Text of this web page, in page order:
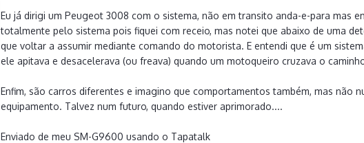
Eu já dirigi um Peugeot 3008 com o sistema, não em transito anda-e-para mas
totalmente pelo sistema pois fiquei com receio, mas notei que abaixo de uma
que voltar a assumir mediante comando do motorista. E entendi que é um
ele apitava e desacelerava (ou freava) quando um motoqueiro cruzava o
Enfim, são carros diferentes e imagino que comportamentos também, mas não
equipamento. Talvez num futuro, quando estiver aprimorado....
Enviado de meu SM-G9600 usando o Tapatalk